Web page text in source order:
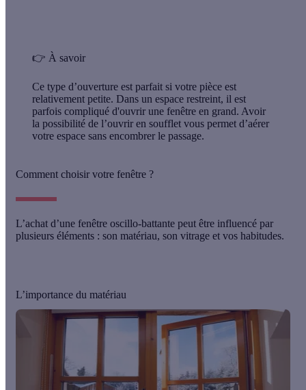
👉 À savoir
Ce type d’ouverture est parfait si votre pièce est
relativement petite. Dans un espace restreint, il est
parfois compliqué d'ouvrir une fenêtre en grand. Avoir
la possibilité de l’ouvrir en soufflet vous permet d’aérer
votre espace sans encombrer le passage.
Comment choisir votre fenêtre ?
L’achat d’une fenêtre oscillo-battante peut être influencé par
plusieurs éléments : son matériau, son vitrage et vos habitudes.
L’importance du matériau